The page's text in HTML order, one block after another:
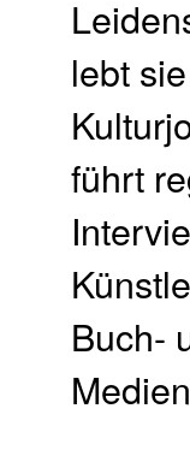
lebt
führt
Buch-